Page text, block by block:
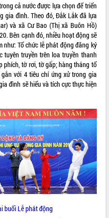
cả nước được lựa chọn để triển
gia đình. Theo đó, Đắk Lắk đã lựa
và xã Cư Bao (Thị xã Buôn Hồ)
Bên cạnh đó, nhiều hoạt động sẽ
Tổ chức lễ phát động đăng ký
truyền trên loa truyền thanh
phích, tờ rơi, tờ gấp; hàng tháng tổ
với 4 tiêu chí ứng xử trong gia
đình sẽ hiểu và tích cực thực hiện
buổi Lễ phát động